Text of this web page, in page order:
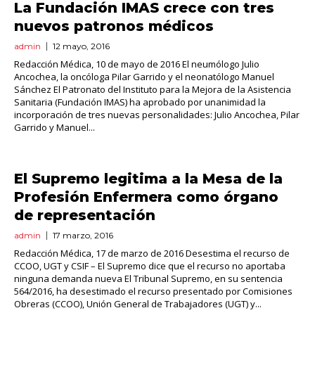
La Fundación IMAS crece con tres
nuevos patronos médicos
admin 12 mayo, 2016
Redacción Médica, 10 de mayo de 2016 El neumólogo Julio
Ancochea, la oncóloga Pilar Garrido y el neonatólogo Manuel
Sánchez El Patronato del Instituto para la Mejora de la Asistencia
Sanitaria (Fundación IMAS) ha aprobado por unanimidad la
incorporación de tres nuevas personalidades: Julio Ancochea, Pilar
Garrido y Manuel...
El Supremo legitima a la Mesa de la
Profesión Enfermera como órgano
de representación
admin 17 marzo, 2016
Redacción Médica, 17 de marzo de 2016 Desestima el recurso de
CCOO, UGT y CSIF – El Supremo dice que el recurso no aportaba
ninguna demanda nueva El Tribunal Supremo, en su sentencia
564/2016, ha desestimado el recurso presentado por Comisiones
Obreras (CCOO), Unión General de Trabajadores (UGT) y...